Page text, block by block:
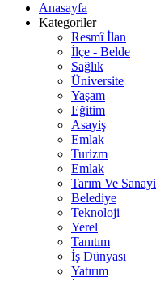
Anasayfa
Kategoriler
Resmî İlan
İlçe - Belde
Sağlık
Üniversite
Yaşam
Eğitim
Asayiş
Emlak
Turizm
Emlak
Tarım Ve Sanayi
Belediye
Teknoloji
Yerel
Tanıtım
İş Dünyası
Yatırım